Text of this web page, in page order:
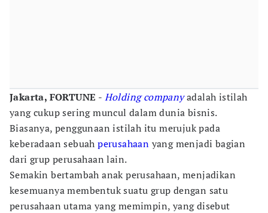
Jakarta, FORTUNE - Holding companyadalah istilah
yang cukup sering muncul dalam dunia bisnis.
Biasanya, penggunaan istilah itu merujuk pada
keberadaan sebuahperusahaan yang menjadi bagian
dari grup perusahaan lain.
Semakin bertambah anak perusahaan, menjadikan
kesemuanya membentuk suatu grup dengan satu
perusahaan utama yang memimpin, yang disebut